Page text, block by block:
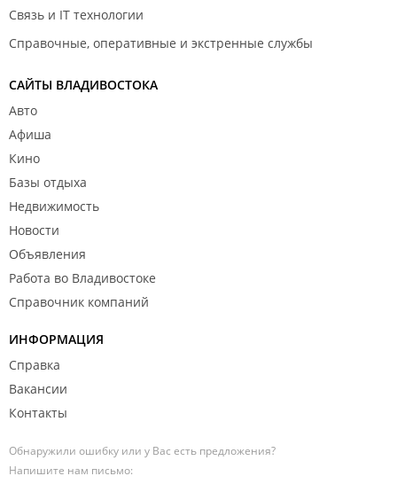
Связь и IT технологии
Справочные, оперативные и экстренные службы
САЙТЫ ВЛАДИВОСТОКА
Авто
Афиша
Кино
Базы отдыха
Недвижимость
Новости
Объявления
Работа во Владивостоке
Справочник компаний
ИНФОРМАЦИЯ
Справка
Вакансии
Контакты
Обнаружили ошибку или у Вас есть предложения?
Напишите нам письмо: